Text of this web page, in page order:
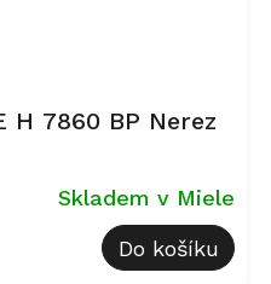
H 7860 BP Nerez
Skladem v Miele
Do košíku